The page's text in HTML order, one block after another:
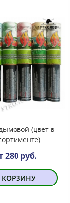
(цвет в
280 руб.
КОРЗИНУ